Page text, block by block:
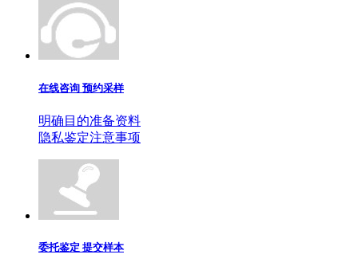
在线咨询 预约采样
明确目的准备资料
隐私鉴定注意事项
委托鉴定 提交样本